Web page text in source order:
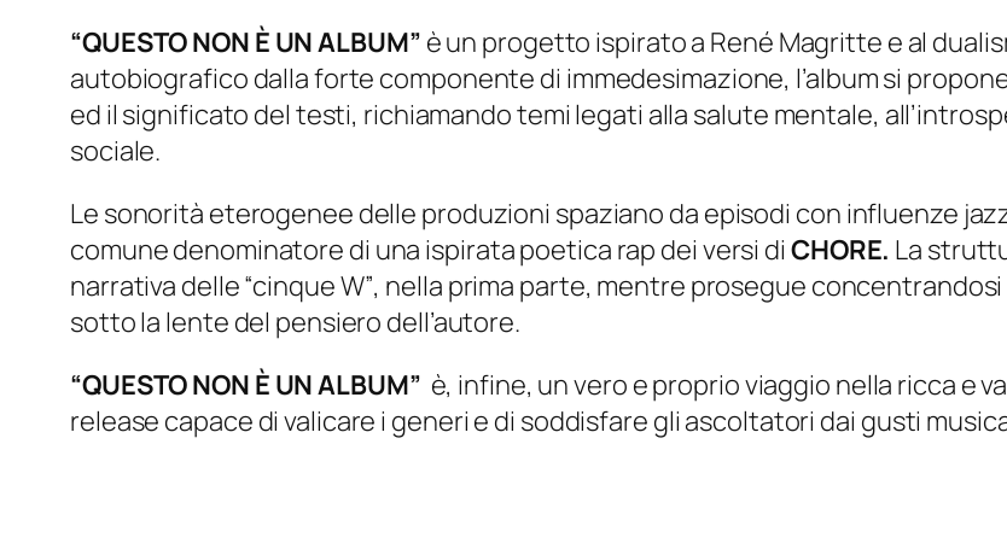
“QUESTO NON È UN ALBUM” è un progetto ispirato a René Magritte e al
autobiografico dalla forte componente di immedesimazione, l’album si
ed il significato del testi, richiamando temi legati alla salute mentale,
sociale.
Le sonorità eterogenee delle produzioni spaziano da episodi con influenze
comune denominatore di una ispirata poetica rap dei versi di CHORE. La
narrativa delle“cinque W”, nella prima parte, mentre prosegue
sotto la lente del pensiero dell’autore.
“QUESTO NON È UN ALBUM” è, infine, un vero e proprio viaggio nella ricca e
release capace di valicare i generi e di soddisfare gli ascoltatori dai gusti